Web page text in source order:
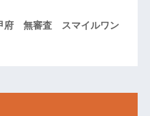
無審査 スマイルワン